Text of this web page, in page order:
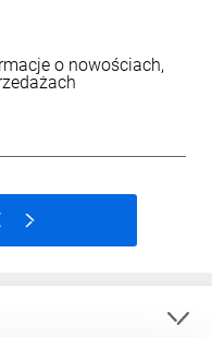
o nowościach,